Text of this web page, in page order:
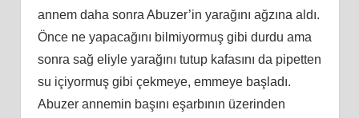
annem daha sonra Abuzer’in yarağını ağzına aldı.
Önce ne yapacağını bilmiyormuş gibi durdu ama
sonra sağ eliyle yarağını tutup kafasını da pipetten
su içiyormuş gibi çekmeye, emmeye başladı.
Abuzer annemin başını eşarbının üzerinden